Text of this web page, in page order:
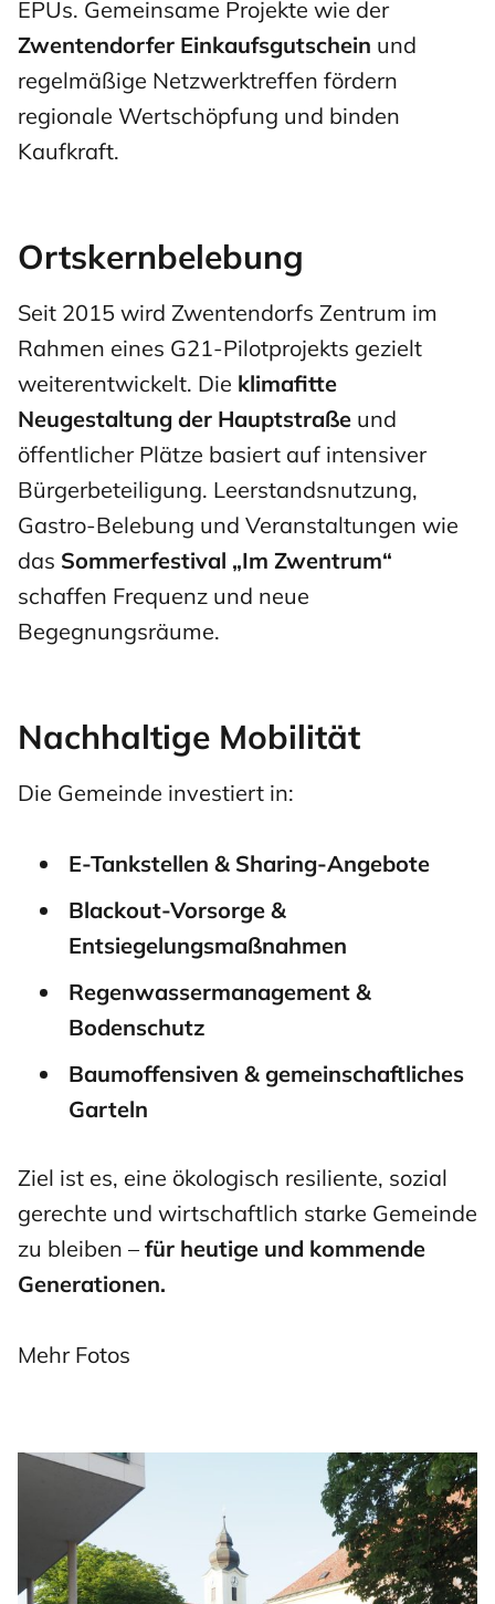
EPUs. Gemeinsame Projekte wie der
Zwentendorfer Einkaufsgutschein und
regelmäßige Netzwerktreffen fördern
regionale Wertschöpfung und binden
Kaufkraft.
Ortskernbelebung
Seit 2015 wird Zwentendorfs Zentrum im
Rahmen eines G21-Pilotprojekts gezielt
weiterentwickelt. Die klimafitte
Neugestaltung der Hauptstraße und
öffentlicher Plätze basiert auf intensiver
Bürgerbeteiligung. Leerstandsnutzung,
Gastro-Belebung und Veranstaltungen wie
das Sommerfestival „Im Zwentrum“
schaffen Frequenz und neue
Begegnungsräume.
Nachhaltige Mobilität
Die Gemeinde investiert in:
E-Tankstellen & Sharing-Angebote
Blackout-Vorsorge &
Entsiegelungsmaßnahmen
Regenwassermanagement &
Bodenschutz
Baumoffensiven & gemeinschaftliches
Garteln
Ziel ist es, eine ökologisch resiliente, sozial
gerechte und wirtschaftlich starke Gemeinde
zu bleiben – für heutige und kommende
Generationen.
Mehr Fotos